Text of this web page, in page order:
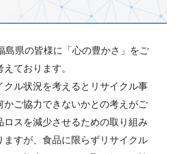
島県の皆様に「心の豊かさ」をご
ております。
クル状況を考えるとリサイクル事
かご協力できないかとの考えがご
ロスを減少させるための取り組み
ますが、食品に限らずリサイクル